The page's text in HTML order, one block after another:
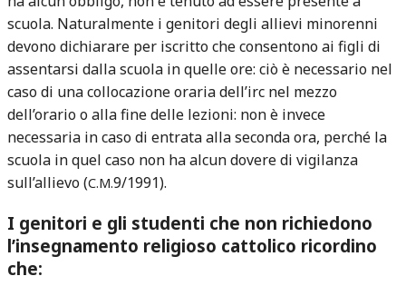
scuola. Naturalmente i genitori degli allievi minorenni
devono dichiarare per iscritto che consentono ai figli di
assentarsi dalla scuola in quelle ore: ciò è necessario nel
caso di una collocazione oraria dell’irc nel mezzo
dell’orario o alla fine delle lezioni: non è invece
necessaria in caso di entrata alla seconda ora, perché la
scuola in quel caso non ha alcun dovere di vigilanza
sull’allievo (C.M.9/1991).
I genitori e gli studenti che non richiedono
l’insegnamento religioso cattolico ricordino
che: